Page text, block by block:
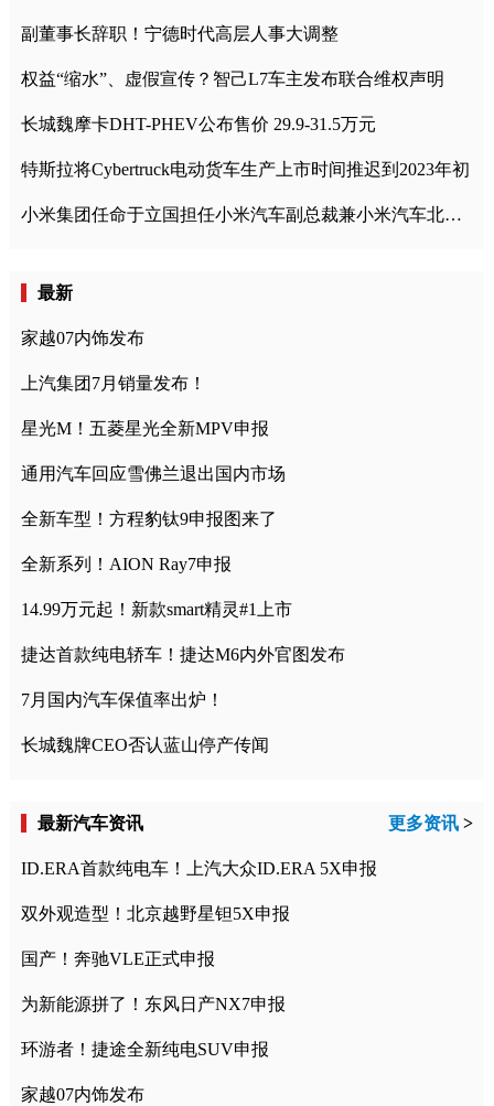
副董事长辞职！宁德时代高层人事大调整
权益“缩水”、虚假宣传？智己L7车主发布联合维权声明
长城魏摩卡DHT-PHEV公布售价 29.9-31.5万元
特斯拉将Cybertruck电动货车生产上市时间推迟到2023年初
小米集团任命于立国担任小米汽车副总裁兼小米汽车北京总部政委
最新
家越07内饰发布
上汽集团7月销量发布！
星光M！五菱星光全新MPV申报
通用汽车回应雪佛兰退出国内市场
全新车型！方程豹钛9申报图来了
全新系列！AION Ray7申报
14.99万元起！新款smart精灵#1上市
捷达首款纯电轿车！捷达M6内外官图发布
7月国内汽车保值率出炉！
长城魏牌CEO否认蓝山停产传闻
最新汽车资讯 更多资讯 >
ID.ERA首款纯电车！上汽大众ID.ERA 5X申报
双外观造型！北京越野星钽5X申报
国产！奔驰VLE正式申报
为新能源拼了！东风日产NX7申报
环游者！捷途全新纯电SUV申报
家越07内饰发布